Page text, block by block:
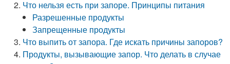
Что нельзя есть при запоре. Принципы питания
Разрешенные продукты
Запрещенные продукты
Что выпить от запора. Где искать причины запоров?
Продукты, вызывающие запор. Что делать в случае